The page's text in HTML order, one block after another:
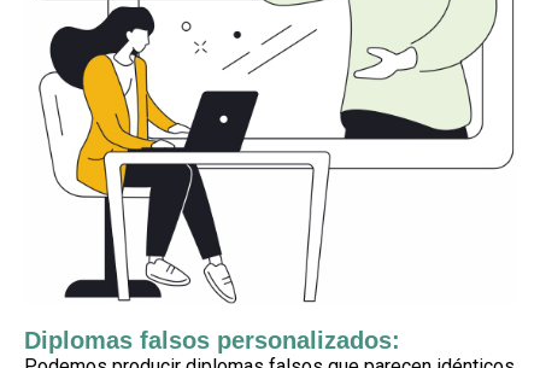
Diplomas falsos personalizados: